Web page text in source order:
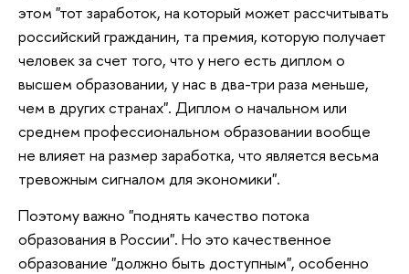
этом "тот заработок, на который может рассчитывать
российский гражданин, та премия, которую получает
человек за счет того, что у него есть диплом о
высшем образовании, у нас в два-три раза меньше,
чем в других странах". Диплом о начальном или
среднем профессиональном образовании вообще
не влияет на размер заработка, что является весьма
тревожным сигналом для экономики".
Поэтому важно "поднять качество потока
образования в России". Но это качественное
образование "должно быть доступным", особенно